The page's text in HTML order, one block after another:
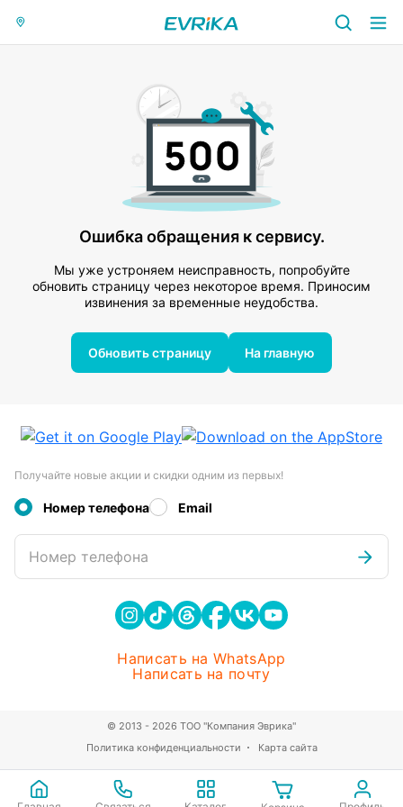
Ошибка обращения к сервису.
Мы уже устроняем неисправность, попробуйте
обновить страницу через некоторое время. Приносим
извинения за временные неудобства.
Обновить страницу На главную
Получайте новые акции и скидки одним из первых!
Номер телефона Email
Номер телефона
Написать на WhatsApp
Написать на почту
Политика конфиденциальности Карта сайта
© 2013 - 2026 ТОО "Компания Эврика"